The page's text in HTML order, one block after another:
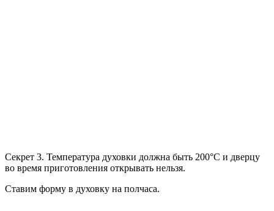
Секрет 3. Температура духовки должна быть 200°C и дверцу
во время приготовления открывать нельзя.
Ставим форму в духовку на полчаса.